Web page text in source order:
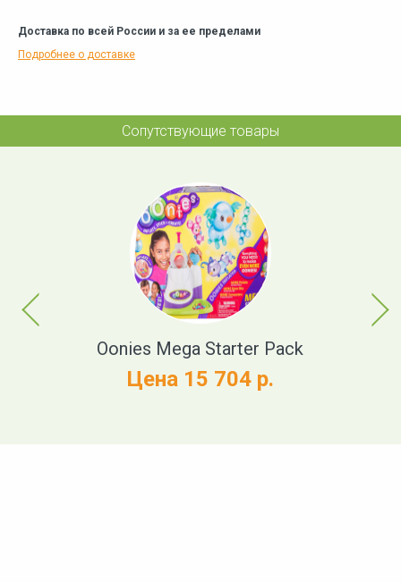
Доставка по всей России и за ее пределами
Подробнее о доставке
Сопутствующие товары
Previous
Oonies Mega Starter Pack
Цена 15 704 р.
Next